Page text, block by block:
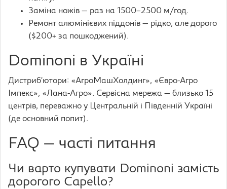
Заміна ножів — раз на 1500–2500 м/год.
Ремонт алюмінієвих піддонів — рідко, але дорого
($200+ за пошкоджений).
Dominoni в Україні
Дистриб’ютори: «АгроМашХолдинг», «Євро-Агро
Імпекс», «Лана-Агро». Сервісна мережа — близько 15
центрів, переважно у Центральній і Південній Україні
(де основний попит).
FAQ — часті питання
Чи варто купувати Dominoni замість
дорогого Capello?